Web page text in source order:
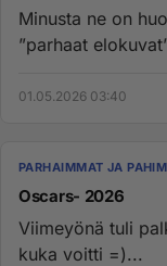
Minusta ne on
”parhaat
01.05.2026 03:40
PARHAIMMAT JA
Oscars- 2026
Viimeyönä tuli
kuka voitti =)...